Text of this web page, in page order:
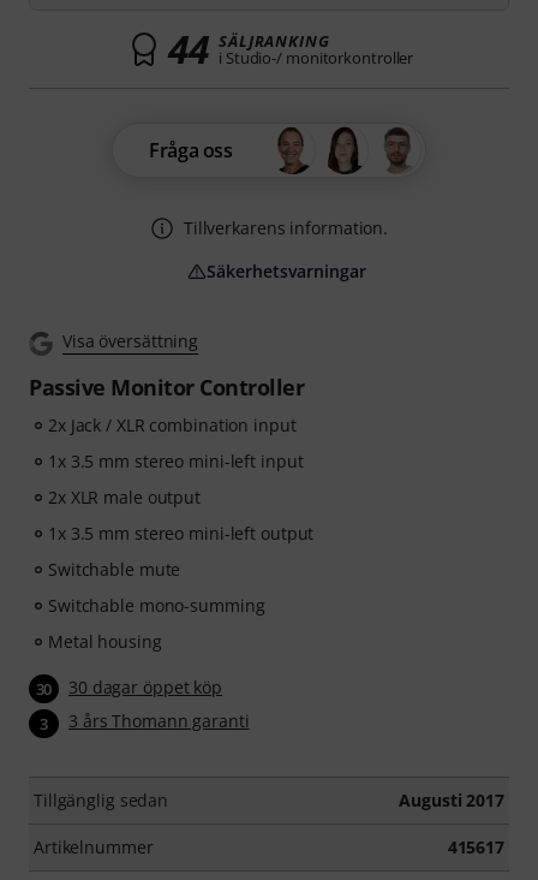
Visa översättning
Passive Monitor Controller
2x Jack / XLR combination input
1x 3.5 mm stereo mini-left input
2x XLR male output
1x 3.5 mm stereo mini-left output
Switchable mute
Switchable mono-summing
Metal housing
30 30 dagar öppet köp
3 3 års Thomann garanti
Tillgänglig sedan Augusti 2017
Artikelnummer 415617
44 SÄLJRANKING
i Studio-/ monitorkontroller
Fråga oss
Tillverkarens information.
Säkerhetsvarningar